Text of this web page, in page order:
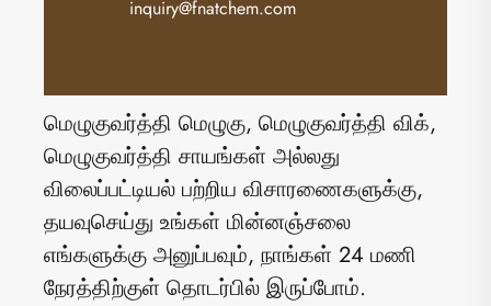
inquiry@fnatchem.com
மெழுகுவர்த்தி மெழுகு, மெழுகுவர்த்தி விக்,
மெழுகுவர்த்தி சாயங்கள் அல்லது
விலைப்பட்டியல் பற்றிய விசாரணைகளுக்கு,
தயவுசெய்து உங்கள் மின்னஞ்சலை
எங்களுக்கு அனுப்பவும், நாங்கள் 24 மணி
நேரத்திற்குள் தொடர்பில் இருப்போம்.